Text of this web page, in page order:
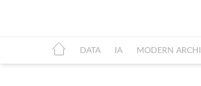
DATA IA MODERN ARCHI